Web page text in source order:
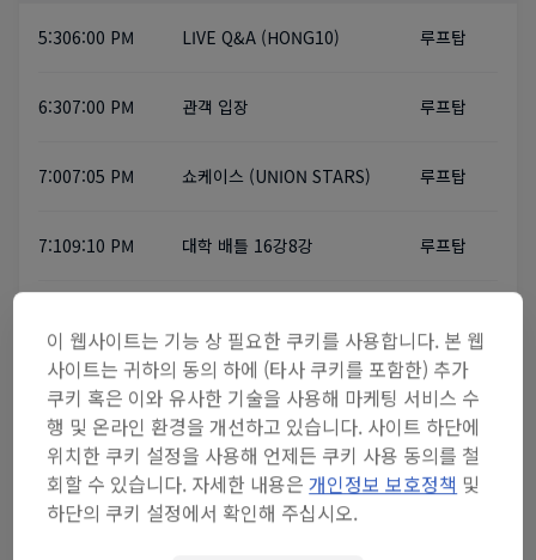
5:30~6:00 PM LIVE Q&A (HONG10) 루프탑
6:30~7:00 PM 관객 입장 루프탑
7:00~7:05 PM 쇼케이스 (UNION STARS) 루프탑
7:10~9:10 PM 대학 배틀 16강~8강 루프탑
DAY 2 (5월 25일 토요일)
루프탑
이 웹사이트는 기능 상 필요한 쿠키를 사용합니다. 본 웹
사이트는 귀하의 동의 하에 (타사 쿠키를 포함한) 추가
쿠키 혹은 이와 유사한 기술을 사용해 마케팅 서비스 수
행 및 온라인 환경을 개선하고 있습니다. 사이트 하단에
위치한 쿠키 설정을 사용해 언제든 쿠키 사용 동의를 철
회할 수 있습니다. 자세한 내용은개인정보 보호정책 및
하단의 쿠키 설정에서 확인해 주십시오.